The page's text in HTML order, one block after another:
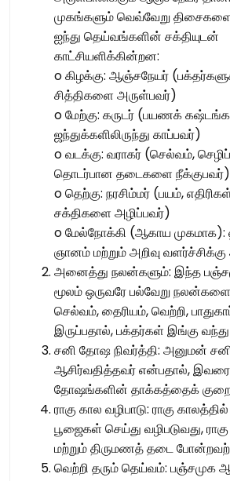
முகங்களும் வெவ்வேறு
ஐந்து தெய்வங்களின் சக்தியுடன்
காட்சியளிக்கின்றன:
o கிழக்கு: ஆஞ்சநேயர்
சித்திகளை அருள்பவர்)
o மேற்கு: கருடர் (பயணக்
ஜந்துக்களிலிருந்து காப்பவர்)
o வடக்கு: வராகர் (செல்வம்,
தொடர்பான தடைகளை நீக்குபவர்)
o தெற்கு: நரசிம்மர் (பயம்,
சக்திகளை அழிப்பவர்)
o மேல்நோக்கி (ஆகாய
ஞானம் மற்றும் அறிவு
அனைத்து நலன்களும்: இந்த
மூலம் ஒருவரே பல்வேறு
செல்வம், தைரியம், வெற்றி,
இருப்பதால், பக்தர்கள் இங்கு வந்து
சனி தோஷ நிவர்த்தி: அனுமன்
ஆசிர்வதித்தவர் என்பதால், இவரை
தோஷங்களின் தாக்கத்தைக்
ராகு கால வழிபாடு: ராகு
பூஜைகள் செய்து வழிபடுவது,
மற்றும் திருமணத் தடை
வெற்றி தரும் தெய்வம்: பஞ்சமுக